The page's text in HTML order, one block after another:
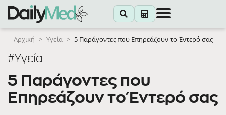
Αρχική > Υγεία > 5 Παράγοντες που Επηρεάζουν το Έντερό σας
#Υγεία
5 Παράγοντες που
Επηρεάζουν το Έντερό σας